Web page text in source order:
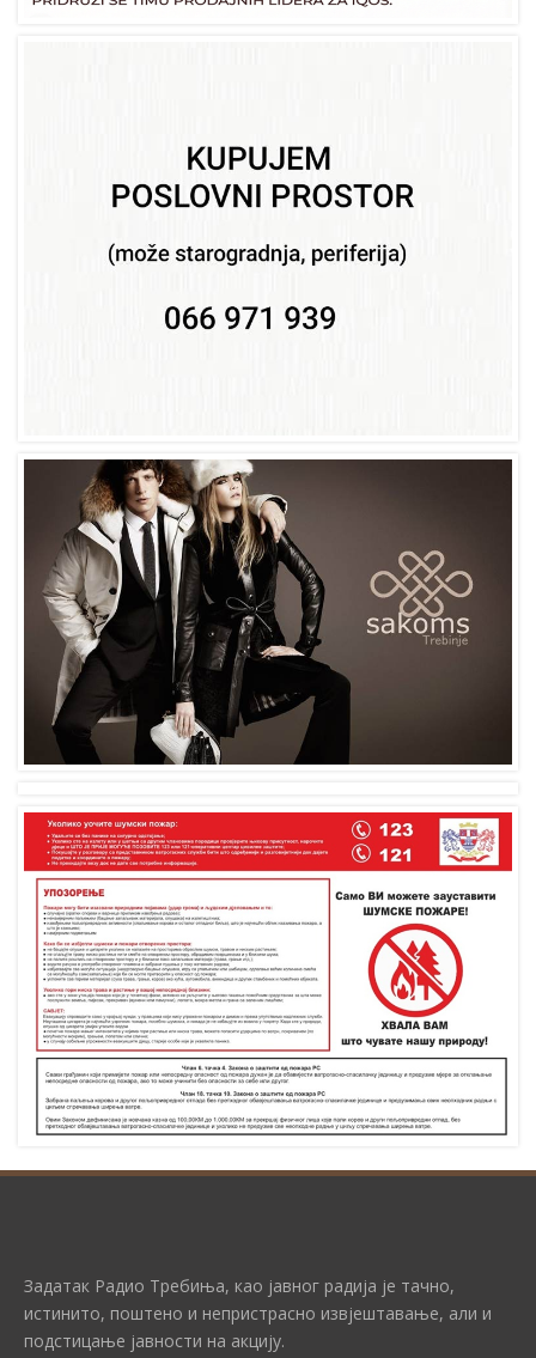
Задатак Радио Требиња, као јавног радија је тачно,
истинито, поштено и непристрасно извјештавање, али и
подстицање јавности на акцију.